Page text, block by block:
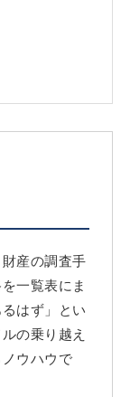
産の調査手
一覧表にま
はず」とい
の乗り越え
ウハウで